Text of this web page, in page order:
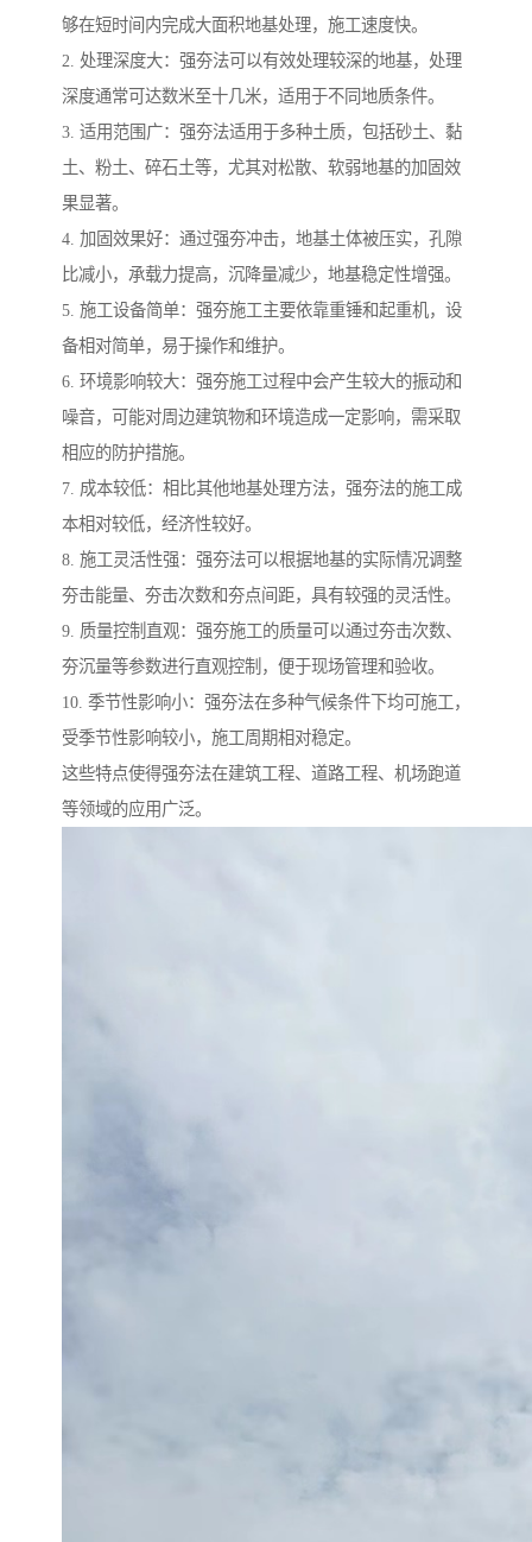
够在短时间内完成大面积地基处理，施工速度快。
2. 处理深度大：强夯法可以有效处理较深的地基，处理
深度通常可达数米至十几米，适用于不同地质条件。
3. 适用范围广：强夯法适用于多种土质，包括砂土、黏
土、粉土、碎石土等，尤其对松散、软弱地基的加固效
果显著。
4. 加固效果好：通过强夯冲击，地基土体被压实，孔隙
比减小，承载力提高，沉降量减少，地基稳定性增强。
5. 施工设备简单：强夯施工主要依靠重锤和起重机，设
备相对简单，易于操作和维护。
6. 环境影响较大：强夯施工过程中会产生较大的振动和
噪音，可能对周边建筑物和环境造成一定影响，需采取
相应的防护措施。
7. 成本较低：相比其他地基处理方法，强夯法的施工成
本相对较低，经济性较好。
8. 施工灵活性强：强夯法可以根据地基的实际情况调整
夯击能量、夯击次数和夯点间距，具有较强的灵活性。
9. 质量控制直观：强夯施工的质量可以通过夯击次数、
夯沉量等参数进行直观控制，便于现场管理和验收。
10. 季节性影响小：强夯法在多种气候条件下均可施工，
受季节性影响较小，施工周期相对稳定。
这些特点使得强夯法在建筑工程、道路工程、机场跑道
等领域的应用广泛。